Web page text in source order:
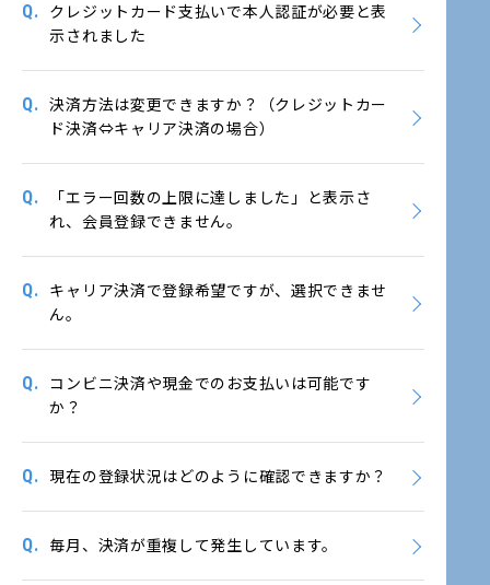
Q.
クレジットカード支払いで本人認証が必要と表
示されました
Q.
決済方法は変更できますか？（クレジットカー
ド決済⇔キャリア決済の場合）
Q.
「エラー回数の上限に達しました」と表示さ
れ、会員登録できません。
Q.
キャリア決済で登録希望ですが、選択できませ
ん。
Q.
コンビニ決済や現金でのお支払いは可能です
か？
Q. 現在の登録状況はどのように確認できますか？
Q. 毎月、決済が重複して発生しています。